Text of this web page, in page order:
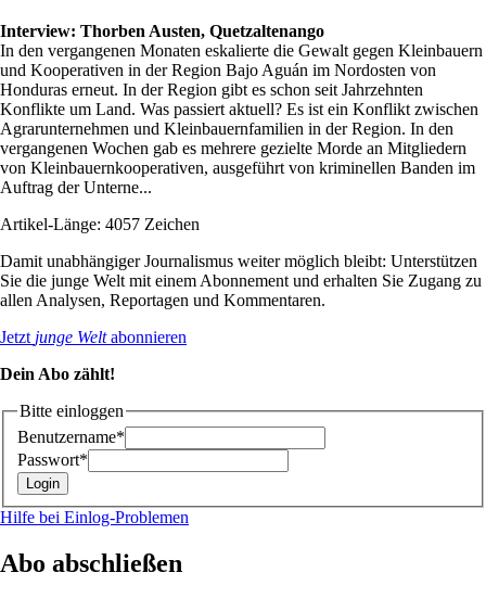
Interview: Thorben Austen, Quetzaltenango
In den vergangenen Monaten eskalierte die Gewalt gegen Kleinbauern
und Kooperativen in der Region Bajo Aguán im Nordosten von
Honduras erneut. In der Region gibt es schon seit Jahrzehnten
Konflikte um Land. Was passiert aktuell? Es ist ein Konflikt zwischen
Agrarunternehmen und Kleinbauernfamilien in der Region. In den
vergangenen Wochen gab es mehrere gezielte Morde an Mitgliedern
von Kleinbauernkooperativen, ausgeführt von kriminellen Banden im
Auftrag der Unterne...
Artikel-Länge: 4057 Zeichen
Damit unabhängiger Journalismus weiter möglich bleibt: Unterstützen
Sie die junge Welt mit einem Abonnement und erhalten Sie Zugang zu
allen Analysen, Reportagen und Kommentaren.
Jetzt junge Weltabonnieren
Dein Abo zählt!
Bitte einloggen
Benutzername*
Passwort*
Hilfe bei Einlog-Problemen
Abo abschließen